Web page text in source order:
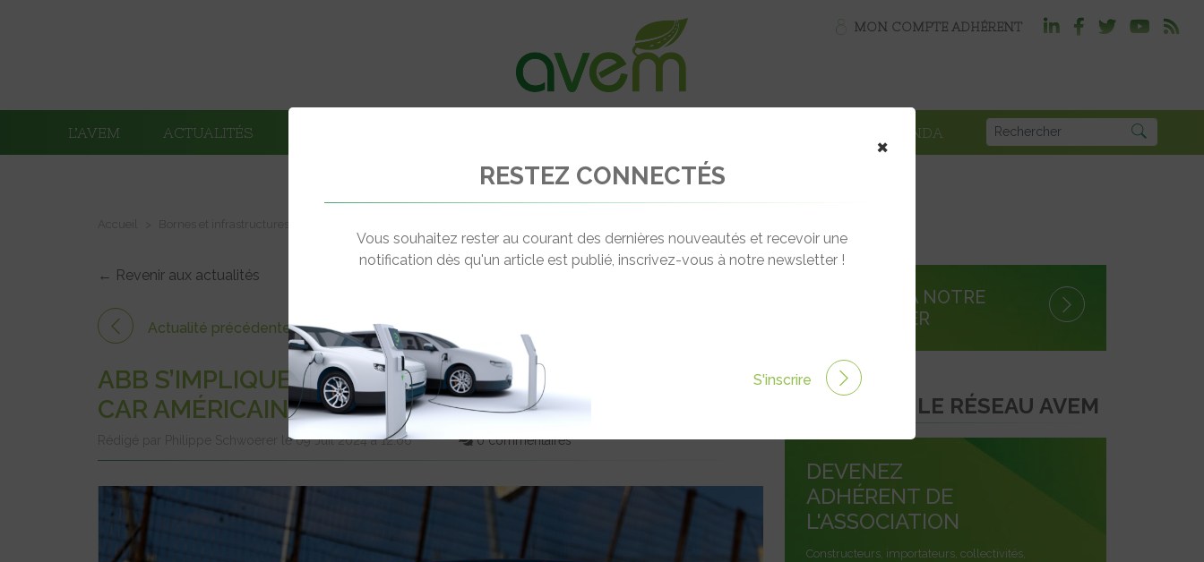
MON COMPTE ADHÉRENT
L’AVEM ACTUALITÉS AGENDA
← Revenir aux actualités
Actualité précédente
ABB S’IMPLIQUE DANS L’ÉLECTRIFICATION DU STOCK-
CAR AMÉRICAIN NASCAR
Rédigé par Philippe Schwoerer le 09 Juil 2024 à 12:06 0 commentaires
S'INSCRIRE À NOTRE
NEWSLETTER
REJOINDRE LE RÉSEAU AVEM
DEVENEZ
ADHÉRENT DE
L'ASSOCIATION
Constructeurs, importateurs, collectivités,
×
RESTEZ CONNECTÉS
Vous souhaitez rester au courant des dernières nouveautés et recevoir une
notification dès qu'un article est publié, inscrivez-vous à notre newsletter !
S'inscrire